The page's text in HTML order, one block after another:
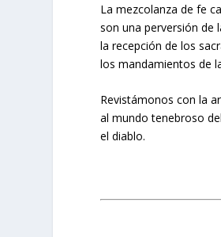
La mezcolanza de fe
son una perversión de
la recepción de los
los mandamientos de
Revistámonos con la
al mundo tenebroso
el diablo.